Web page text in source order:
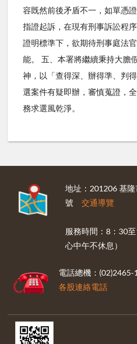
容既然前後矛盾不一，如單憑
指證起訴，在現有刑事訴訟程
證明標準下，欲期待刑事庭法
能。 五、本署將繼續秉持大膽
神，以「查得深、辦得準、判
選案件有疑即辦，審慎蒐證，
務求選風乾淨。
地址：201206 基
號 交通導覽
服務時間：8：30
心中午不休息）
電話總機：(02)2465-
各股連絡電話